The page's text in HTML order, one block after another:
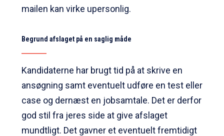
mailen kan virke upersonlig.
Begrund afslaget på en saglig måde
Kandidaterne har brugt tid på at skrive en
ansøgning samt eventuelt udføre en test eller
case og dernæst en jobsamtale. Det er derfor
god stil fra jeres side at give afslaget
mundtligt. Det gavner et eventuelt fremtidigt